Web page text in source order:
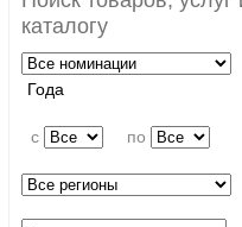
каталогу
Года
c по